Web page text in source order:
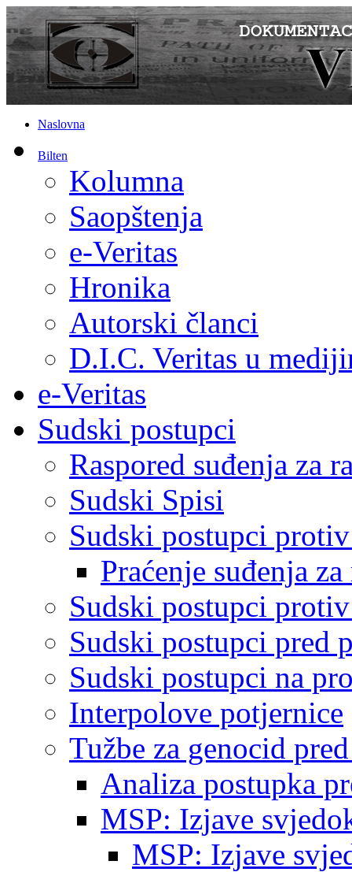
Naslovna
Bilten
Kolumna
Saopštenja
e-Veritas
Hronika
Autorski članci
D.I.C. Veritas u
e-Veritas
Sudski postupci
Raspored suđenja za
Sudski Spisi
Sudski postupci
Praćenje suđenja
Sudski postupci
Sudski postupci pred
Sudski postupci na
Interpolove potjernice
Tužbe za genocid
Analiza postupka
MSP: Izjave
MSP: Izjave